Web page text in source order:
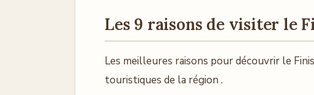
Les 9 raisons de visiter le
Les meilleures raisons pour découvrir le
touristiques de la région .